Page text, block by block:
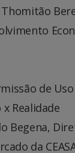
de
x Realidade
Begena,
da